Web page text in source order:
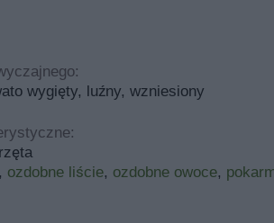
wygięty, luźny, wzniesiony
, ozdobne liście, ozdobne owoce,